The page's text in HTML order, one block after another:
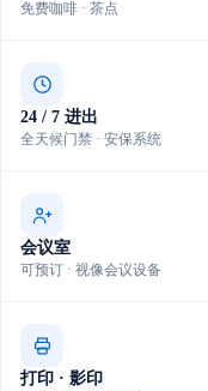
免费咖啡 · 茶点
24 / 7 进出
全天候门禁 · 安保系统
会议室
可预订 · 视像会议设备
打印 · 影印